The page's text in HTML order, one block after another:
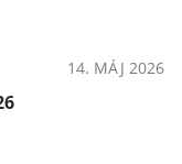
14. MÁJ 2026